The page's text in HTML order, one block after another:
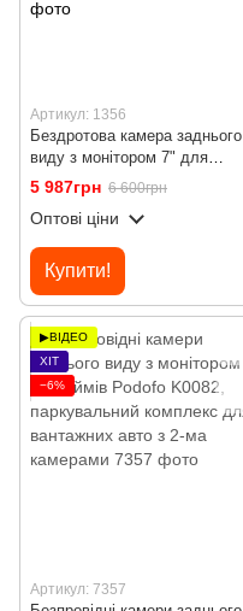
Артикул: 1356
Бездротова камера заднього
виду з монітором 7" для
Mercedes Sprinter 2006-2019
Podofo A4499, паркувальний
комплекс з
відеореєстратором
5 987грн 6 600грн
Оптові ціни
Купити!
▶ВІДЕО
ХІТ
−6%
Артикул: 7357